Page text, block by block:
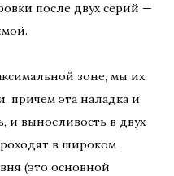
после двух серий —
зоне, мы их
причем эта наладка и
и выносливость в двух
в широком
(это основной